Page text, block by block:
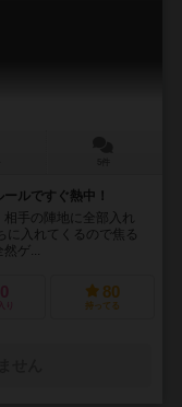
ルですぐ熱中！
手の陣地に全部入れ
に入れてくるので焦る
ゲ...
り
80
持ってる